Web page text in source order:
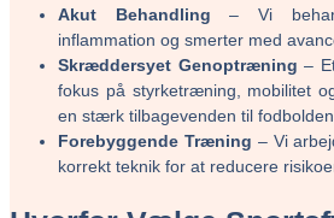
Akut Behandling – Vi
inflammation og smerter med
Skræddersyet Genoptræning –
fokus på styrketræning, mobilitet
en stærk tilbagevenden til fodbolden.
Forebyggende Træning – Vi
korrekt teknik for at reducere